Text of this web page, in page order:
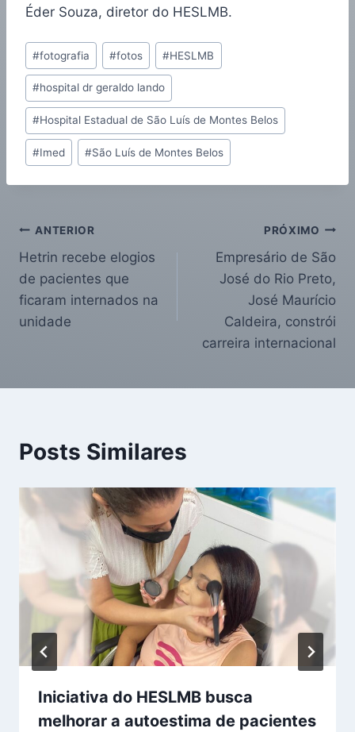
Éder Souza, diretor do HESLMB.
#fotografia #fotos #HESLMB
#hospital dr geraldo lando
#Hospital Estadual de São Luís de Montes Belos
#Imed #São Luís de Montes Belos
ANTERIOR
Hetrin recebe elogios
de pacientes que
ficaram internados na
unidade
PRÓXIMO
Empresário de São
José do Rio Preto,
José Maurício
Caldeira, constrói
carreira internacional
Posts Similares
Iniciativa do HESLMB busca
melhorar a autoestima de pacientes